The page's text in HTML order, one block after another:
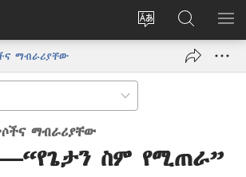
የድረ
ግባ
(አዲስ
JW.ORG
ላይ
መፈለጊያ
ማብራሪያቸው
ማብራሪያቸው
ስም የሚጠራ”